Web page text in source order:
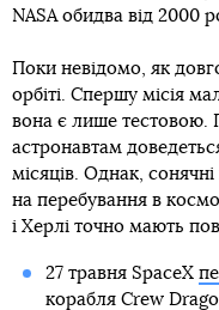
NASA обидва від 2000
Поки невідомо, як
орбіті. Спершу місія
вона є лише тестовою.
астронавтам
місяців. Однак,
на перебування в
і Херлі точно мають
27 травня SpaceX
корабля Crew